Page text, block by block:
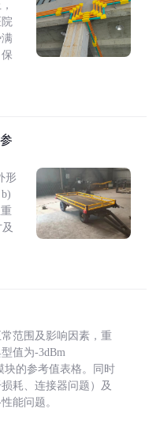
形
范围及影响因素，重
值为-3dBm
块的参考值表格。同时
耗、连接器问题）及
能问题。